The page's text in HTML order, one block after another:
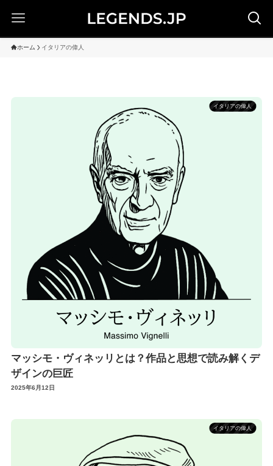
ホーム イタリアの偉人
イタリアの偉人
マッシモ・ヴィネッリとは？作品と思想で読み解くデ
ザインの巨匠
2025年6月12日
イタリアの偉人